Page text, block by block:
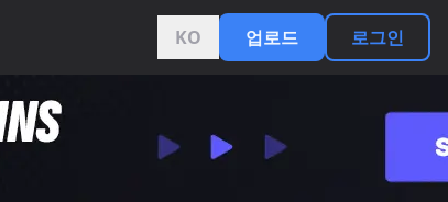
KO 업로드 로그인